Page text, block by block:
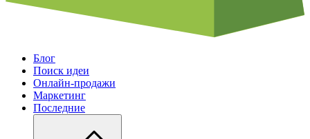
Блог
Поиск идеи
Онлайн-продажи
Маркетинг
Последние